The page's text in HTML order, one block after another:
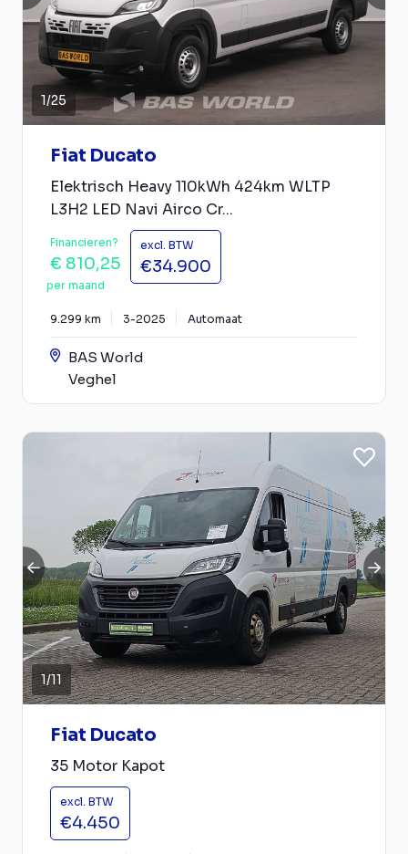
1/25
Fiat Ducato
Elektrisch Heavy 110kWh 424km WLTP
L3H2 LED Navi Airco Cr...
Financieren?
€ 810,25
per maand
excl. BTW
€34.900
9.299 km 3-2025 Automaat
BAS World
Veghel
1/11
Fiat Ducato
35 Motor Kapot
excl. BTW
€4.450